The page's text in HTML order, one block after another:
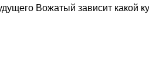
Вожатый зависит какой